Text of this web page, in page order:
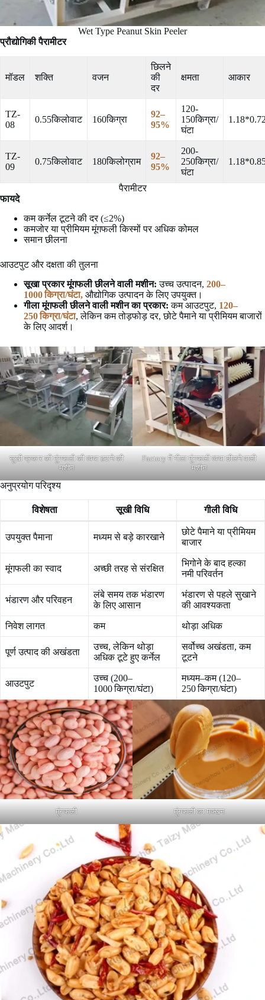
Wet Type Peanut Skin Peeler
प्रौद्योगिकी पैरामीटर
मॉडल शक्ति वजन
छिलने
की
दर
क्षमता आकार
TZ-
08
0.55किलोवाट 160किग्रा
92–
95%
120-
150किग्रा/
घंटा
TZ-
09
0.75किलोवाट 180किलोग्राम
92–
95%
200-
250किग्रा/
घंटा
पैरामीटर
फायदे
कम कर्नेल टूटने की दर (≤2%)
कमजोर या प्रीमियम मूंगफली किस्मों पर अधिक कोमल
समान छीलना
आउटपुट और दक्षता की तुलना
सूखा प्रकार मूंगफली छीलने वाली मशीन: उच्च उत्पादन, 200–
1000 किग्रा/घंटा, औद्योगिक उत्पादन के लिए उपयुक्त।
गीलामूंगफली छीलने वाली मशीन का प्रकार: कम आउटपुट, 120–
250 किग्रा/घंटा, लेकिन कम तोड़फोड़ दर, छोटे पैमाने या प्रीमियम बाजारों
के लिए आदर्श।
सूखी प्रकार की मूंगफली की त्वचा हटाने की
मशीन
Factory में गीला मूंगफली त्वचा छीलने वाली
मशीन
अनुप्रयोग परिदृश्य
विशेषता सूखी विधि गीली विधि
उपयुक्त पैमाना मध्यम से बड़े कारखाने
छोटे पैमाने या प्रीमियम
बाजार
मूंगफली का स्वाद अच्छी तरह से संरक्षित
भिगोने के बाद हल्का
नमी परिवर्तन
भंडारण और परिवहन
लंबे समय तक भंडारण
के लिए आसान
भंडारण से पहले सुखाने
की आवश्यकता
निवेश लागत कम थोड़ा अधिक
पूर्ण उत्पाद की अखंडता
उच्च, लेकिन थोड़ा
अधिक टूटे हुए कर्नेल
सर्वोच्च अखंडता, कम
टूटने
आउटपुट
उच्च (200–
1000 किग्रा/घंटा)
मध्यम–कम (120–
250 किग्रा/घंटा)
मूंगफली मूंगफली का मक्खन